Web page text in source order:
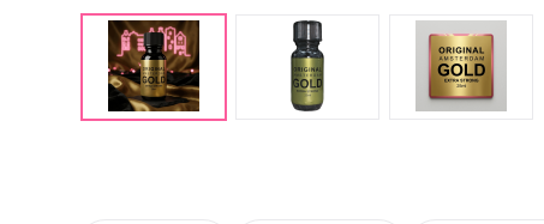
Попперсы Rush (Раш)
Попперсы для мужчин
Попперсы для женщин